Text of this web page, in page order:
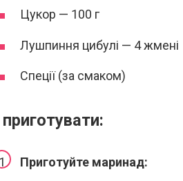
Цукор — 100 г
Лушпиння цибулі — 4 жмені
Спеції (за смаком)
Приготуйте маринад: